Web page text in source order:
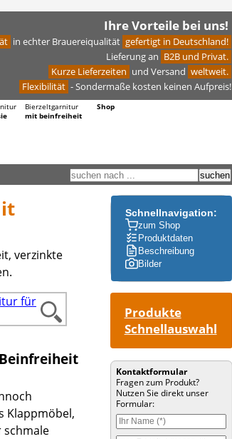
Ihre Vorteile bei uns!
in echter Brauereiqualität gefertigt in Deutschland!
Lieferung an B2B und Privat.
Kurze Lieferzeiten und Versand weltweit.
Flexibilität - Sondermaße kosten keinen Aufpreis!
Bierzeltgarnitur
mit beinfreiheit
Shop
verzinkte
Klappmöbel,
schmale
Schnellnavigation:
zum Shop
Produktdaten
Beschreibung
Bilder
Produkte
Schnellauswahl
Kontaktformular
Fragen zum Produkt?
Nutzen Sie direkt unser
Formular: